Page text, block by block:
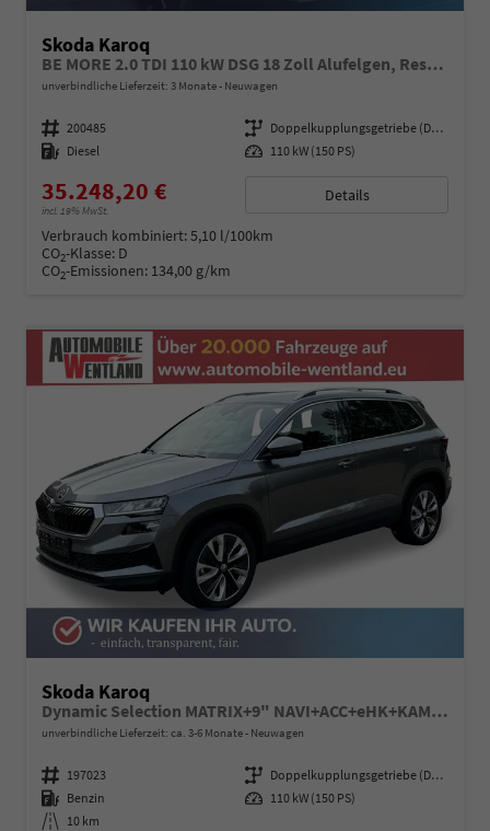
Skoda Karoq
BE MORE 2.0 TDI 110 kW DSG 18 Zoll Alufelgen, Reserverad, Rückkamera, Kessy Full, PDC 4+H, Klimaautomatik, Licht & Sicht Paket, Metallfarbe, Heckspoiler, Sun Set, Ambiente Light, LED, 4 Jahre Garantie
unverbindliche Lieferzeit: 3 Monate Neuwagen
Fahrzeugnummer 200485 Getriebe
Doppelkupplungsgetriebe (DSG)
Kraftstoff Diesel Leistung 110 kW (150 PS)
35.248,20 €
incl. 19% MwSt.
Details
Verbrauch kombiniert:5,10 l/100km
CO2-Klasse: D
CO2-Emissionen: 134,00 g/km
Skoda Karoq
Dynamic Selection MATRIX+9" NAVI+ACC+eHK+KAMERA+SHZ+18" ALU
unverbindliche Lieferzeit: ca. 3-6 Monate Neuwagen
Fahrzeugnummer 197023 Getriebe
Doppelkupplungsgetriebe (DSG)
Kraftstoff Benzin Leistung 110 kW (150 PS)
Kilometerstand 10 km